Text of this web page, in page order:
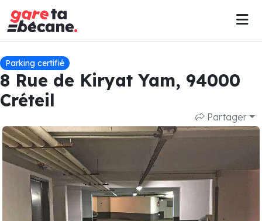
Parking certifié
8 Rue de Kiryat Yam, 94000
Créteil
Partager